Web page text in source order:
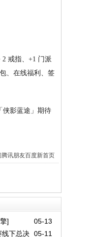
戒指、+1 门派
、在线福利、签
侠影蓝途」期待
腾讯朋友百度新首页
05-13
]
05-11
线下总决